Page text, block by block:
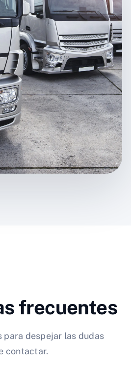
frecuentes
para despejar las dudas
contactar.